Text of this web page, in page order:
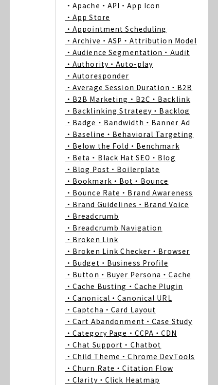
・Apache ・API ・App Icon
・App Store
・Appointment Scheduling
・Archive ・ASP ・Attribution Model
・Audience Segmentation ・Audit
・Authority ・Auto-play
・Autoresponder
・Average Session Duration ・B2B
・B2B Marketing ・B2C ・Backlink
・Backlinking Strategy ・Backlog
・Badge ・Bandwidth ・Banner Ad
・Baseline ・Behavioral Targeting
・Below the Fold ・Benchmark
・Beta ・Black Hat SEO ・Blog
・Blog Post ・Boilerplate
・Bookmark ・Bot ・Bounce
・Bounce Rate ・Brand Awareness
・Brand Guidelines ・Brand Voice
・Breadcrumb
・Breadcrumb Navigation
・Broken Link
・Broken Link Checker ・Browser
・Budget ・Business Profile
・Button ・Buyer Persona ・Cache
・Cache Busting ・Cache Plugin
・Canonical ・Canonical URL
・Captcha ・Card Layout
・Cart Abandonment ・Case Study
・Category Page ・CCPA ・CDN
・Chat Support ・Chatbot
・Child Theme ・Chrome DevTools
・Churn Rate ・Citation Flow
・Clarity ・Click Heatmap